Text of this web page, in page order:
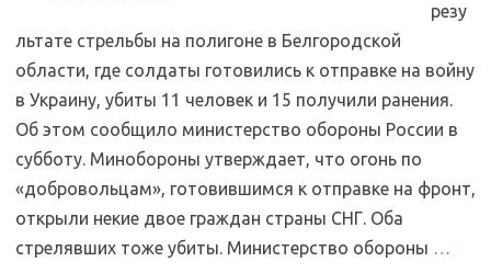
резу
льтате стрельбы на полигоне в Белгородской
области, где солдаты готовились к отправке на войну
в Украину, убиты 11 человек и 15 получили ранения.
Об этом сообщило министерство обороны России в
субботу. Минобороны утверждает, что огонь по
«добровольцам», готовившимся к отправке на фронт,
открыли некие двое граждан страны СНГ. Оба
стрелявших тоже убиты. Министерство обороны …